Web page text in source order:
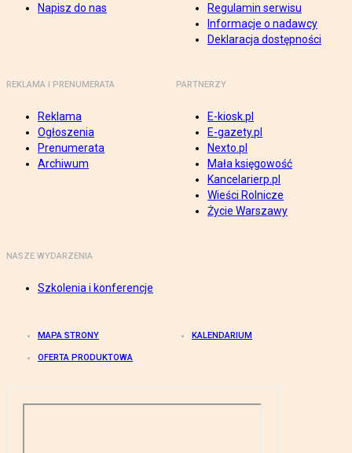
Napisz do nas
Regulamin serwisu
Informacje o nadawcy
Deklaracja dostępności
REKLAMA I PRENUMERATA
Reklama
Ogłoszenia
Prenumerata
Archiwum
PARTNERZY
E-kiosk.pl
E-gazety.pl
Nexto.pl
Mała księgowość
Kancelarierp.pl
Wieści Rolnicze
Życie Warszawy
NASZE WYDARZENIA
Szkolenia i konferencje
MAPA STRONY KALENDARIUM
OFERTA PRODUKTOWA